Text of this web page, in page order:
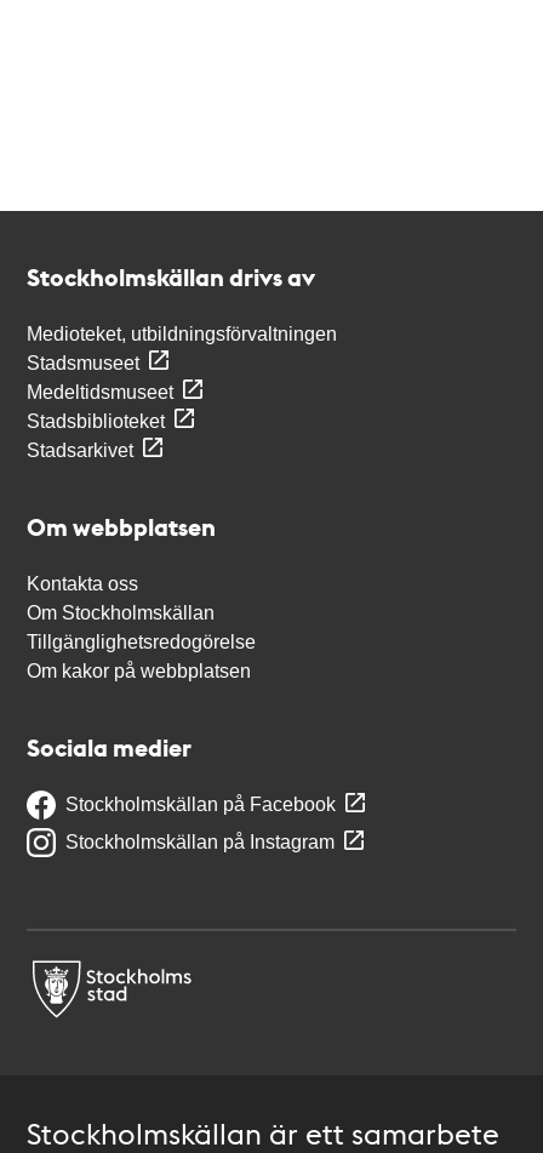
Stockholmskällan drivs av
Medioteket, utbildningsförvaltningen
Stadsmuseet
Medeltidsmuseet
Stadsbiblioteket
Stadsarkivet
Om webbplatsen
Kontakta oss
Om Stockholmskällan
Tillgänglighetsredogörelse
Om kakor på webbplatsen
Sociala medier
Stockholmskällan på Facebook
Stockholmskällan på Instagram
Stockholmskällan är ett samarbete